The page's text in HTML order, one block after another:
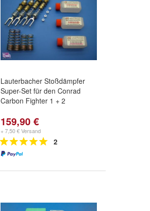
Lauterbacher Stoßdämpfer
Super-Set für den Conrad
Carbon Fighter 1 + 2
159,90 €
+ 7,50 € Versand
2